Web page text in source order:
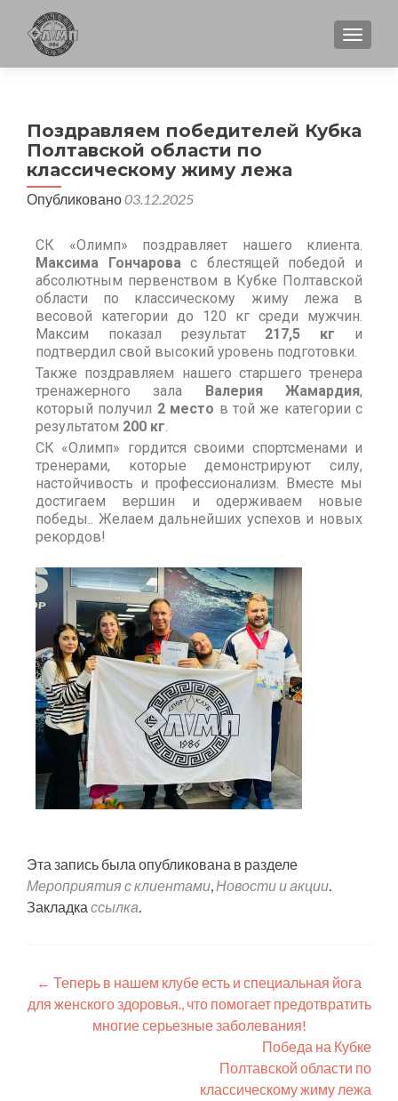
Поздравляем победителей Кубка
Полтавской области по
классическому жиму лежа
Опубликовано03.12.2025
СК «Олимп» поздравляет нашего клиента.
Максима Гончаровас блестящей победой и
абсолютным первенством в Кубке Полтавской
области по классическому жиму лежа в
весовой категории до 120 кг среди мужчин.
Максим показал результат 217,5 кг и
подтвердил свой высокий уровень подготовки.
Также поздравляем нашего старшего тренера
тренажерного зала Валерия Жамардия,
который получил 2 место в той же категории с
результатом 200 кг.
СК «Олимп» гордится своими спортсменами и
тренерами, которые демонстрируют силу,
настойчивость и профессионализм. Вместе мы
достигаем вершин и одерживаем новые
победы.. Желаем дальнейших успехов и новых
рекордов!
Эта запись была опубликована в разделе
Мероприятия с клиентами,Новости и акции.
Закладка ссылка.
← Теперь в нашем клубе есть и специальная йога
для женского здоровья., что помогает предотвратить
многие серьезные заболевания!
Победа на Кубке
Полтавской области по
классическому жиму лежа